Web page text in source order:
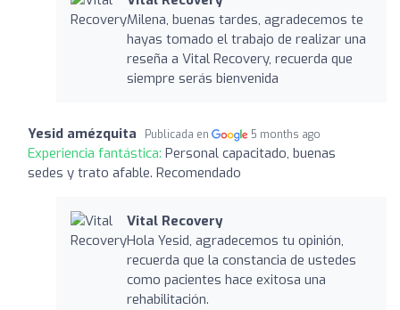
Milena, buenas tardes, agradecemos te
hayas tomado el trabajo de realizar una
reseña a Vital Recovery, recuerda que
siempre serás bienvenida
Yesid amézquita Publicada en 5 months ago
Experiencia fantástica: Personal capacitado, buenas
sedes y trato afable. Recomendado
Vital Recovery
Hola Yesid, agradecemos tu opinión,
recuerda que la constancia de ustedes
como pacientes hace exitosa una
rehabilitación.